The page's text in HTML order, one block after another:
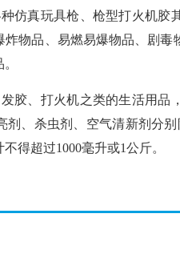
仿真玩具枪、枪型打火机胶
物品、易燃易爆物品、剧
胶、打火机之类的生活用品
、杀虫剂、空气清新剂分
得超过1000毫升或1公斤。